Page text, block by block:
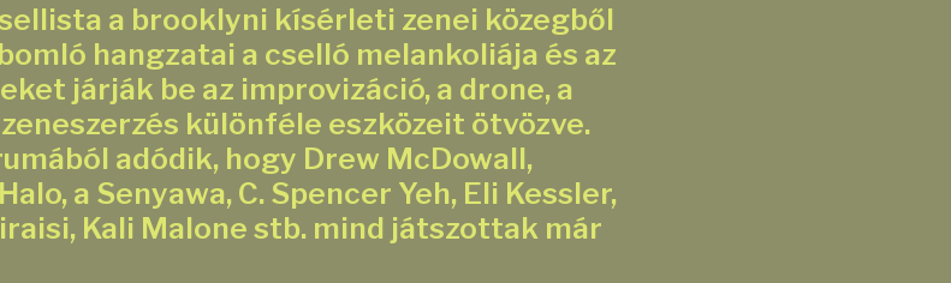
a brooklyni kísérleti zenei közegből
hangzatai a cselló melankoliája és az
járják be az improvizáció, a drone, a
különféle eszközeit ötvözve.
adódik, hogy Drew McDowall,
a Senyawa, C. Spencer Yeh, Eli Kessler,
Kali Malone stb. mind játszottak már